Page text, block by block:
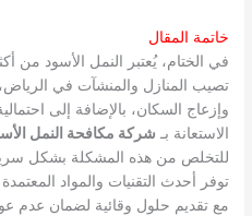
خاتمة المقال
في الختام، يُعتبر النمل الأسود من
تصيب المنازل والمنشآت في
وإزعاج السكان، بالإضافة إلى
الاستعانة بـ شركة مكافحة النمل
للتخلص من هذه المشكلة بشكل
توفر أحدث التقنيات والمواد
مع تقديم حلول وقائية لضمان عدم